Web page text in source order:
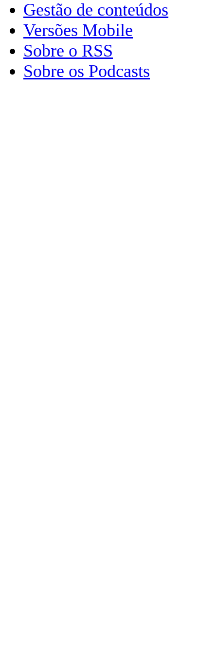
Gestão de conteúdos
Versões Mobile
Sobre o RSS
Sobre os Podcasts